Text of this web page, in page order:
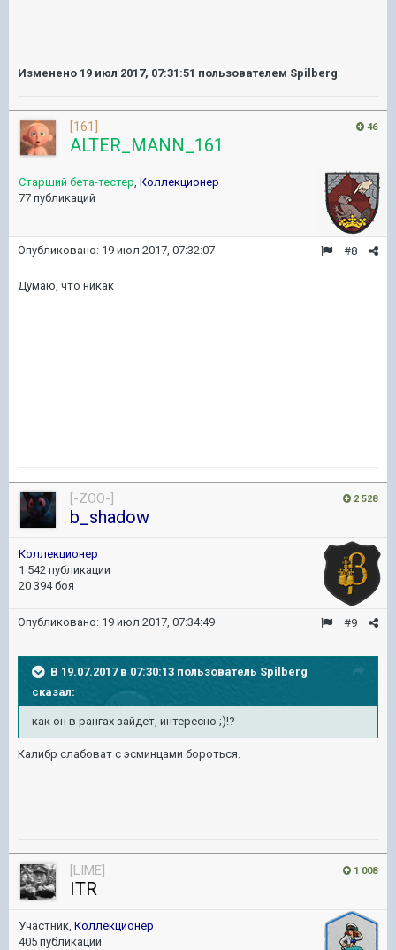
Изменено 19 июл 2017, 07:31:51 пользователем Spilberg
46
[161]
ALTER_MANN_161
Старший бета-тестер, Коллекционер
77 публикаций
#8
Опубликовано: 19 июл 2017, 07:32:07
Думаю, что никак
2 528
[-ZOO-]
b_shadow
Коллекционер
1 542 публикации
20 394 боя
#9
Опубликовано: 19 июл 2017, 07:34:49
В 19.07.2017 в 07:30:13 пользователь Spilberg
сказал:
как он в рангах зайдет, интересно ;)!?
Калибр слабоват с эсминцами бороться.
1 008
[LIME]
ITR
Участник, Коллекционер
405 публикаций